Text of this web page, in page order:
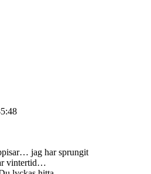
jag har sprungit
vintertid…